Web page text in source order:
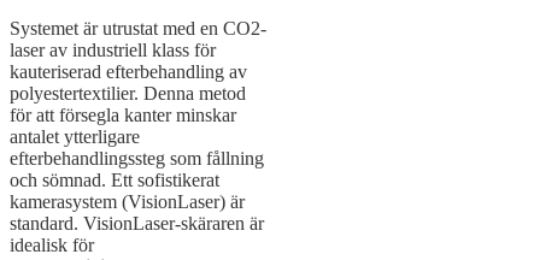
Systemet är utrustat med en CO2-
laser av industriell klass för
kauteriserad efterbehandling av
polyestertextilier. Denna metod
för att försegla kanter minskar
antalet ytterligare
efterbehandlingssteg som fållning
och sömnad. Ett sofistikerat
kamerasystem (VisionLaser) är
standard. VisionLaser-skäraren är
idealisk för